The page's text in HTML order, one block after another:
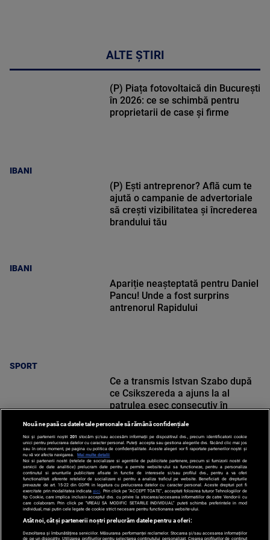
ALTE ȘTIRI
IBANI
(P) Piața fotovoltaică din București
în 2026: ce se schimbă pentru
proprietarii de case și firme
IBANI
(P) Ești antreprenor? Află cum te
ajută o campanie de advertoriale
să crești vizibilitatea și încrederea
brandului tău
SPORT
Apariție neașteptată pentru Daniel
Pancu! Unde a fost surprins
antrenorul Rapidului
SPORT
Ce a transmis Istvan Szabo după
ce Csikszereda a ajuns la al
patrulea eșec consecutiv în
Nouă ne pasă ca datele tale personale să rămână confidențiale
Noi și partenerii noștri 201 stocăm și/sau accesăm informații pe dispozitivul dvs., precum identificatorii cookie
unici pentru prelucrarea datelor cu caracter personal. Puteți accepta sau gestiona alegerile dvs. făcând clic mai jos
sau în orice moment, pe pagina cu politica de confidențialitate. Aceste alegeri vor fi raportate partenerilor noștri și
nu vă vor afecta navigarea.
Mai multe detalii
Noi si partenerii nostri (retelele de socializare si agentiile de publicitate partenere, precum si furnizorii nostri de
servicii de date analitice) prelucram date pentru a permite website-ului sa functioneze, pentru a personaliza
continutul si anunturile publicitare afisate in functie de interesele si/sau profilul dvs., pentru a va oferi
functionalitati aferente retelelor de socializare si pentru a analiza traficul pe website. Beneficiati de drepturile
prevazute de art. 15-22 din GDPR in legatura cu prelucrarea datelor cu caracter personal. Aceste drepturi pot fi
exercitate prin modalitatea indicataaici . Prin click pe “ACCEPT TOATE”, acceptati folosirea tuturor Tehnologiilor de
tip Cookie, care implica inclusiv acceptul dvs. cu privire la stocarea/accesarea informatiilor de catre Vendor-ii cu
care colaboram. Prin click pe “VREAU SA MODIFIC SETARILE INDIVIDUAL” puteti schimba preferintele in mod
individual, mai putin cele legate de cookie strict necesare pentru functionarea website-ului.
Atât noi, cât și partenerii noștri prelucrăm datele pentru a oferi:
Dezvoltarea și îmbunătățirea serviciilor. Măsurarea performanței reclamelor. Stocarea și/sau accesarea informațiilor
de pe un dispozitiv. Utilizarea profilurilor pentru selectarea conținutului personalizat. Crearea profilurilor de conținut